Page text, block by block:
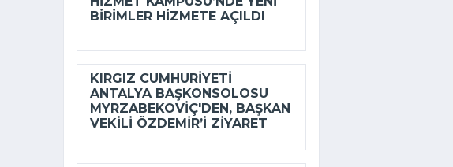
BIRIMLER HIZMETE AÇILDI
KIRGIZ CUMHURIYETI
ANTALYA BAŞKONSOLOSU
MYRZABEKOVIÇ'DEN, BAŞKAN
VEKILI ÖZDEMIR’I ZIYARET